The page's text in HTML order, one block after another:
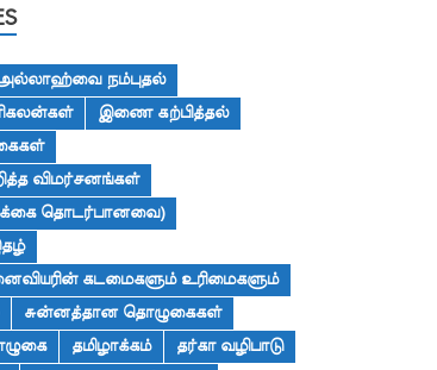
நம்புதல்
இணை கற்பித்தல்
விமர்சனங்கள்
தொடர்பானவை)
கடமைகளும் உரிமைகளும்
சுன்னத்தான தொழுகைகள்
தமிழாக்கம்
தர்கா வழிபாடு